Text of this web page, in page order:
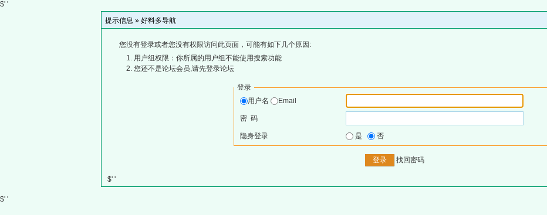
$' '
提示信息 » 好料多导航
您没有登录或者您没有权限访问此页面，可能有如下几个原因:
用户组权限：你所属的用户组不能使用搜索功能
您还不是论坛会员,请先登录论坛
登录
用户名
Email
密 码
隐身登录 是 否
找回密码
$' '
$' '